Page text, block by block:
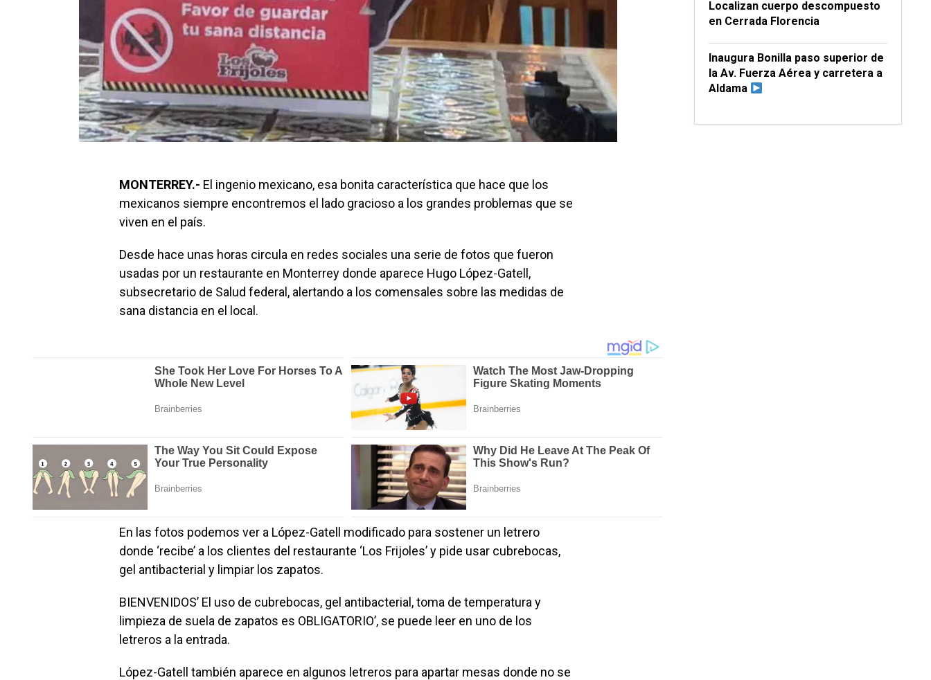
MONTERREY.- El ingenio mexicano, esa bonita característica que hace que los
mexicanos siempre encontremos el lado gracioso a los grandes problemas que se
viven en el país.
Desde hace unas horas circula en redes sociales una serie de fotos que fueron
usadas por un restaurante en Monterrey donde aparece Hugo López-Gatell,
subsecretario de Salud federal, alertando a los comensales sobre las medidas de
sana distancia en el local.
En las fotos podemos ver a López-Gatell modificado para sostener un letrero
donde ‘recibe’ a los clientes del restaurante ‘Los Frijoles’ y pide usar cubrebocas,
gel antibacterial y limpiar los zapatos.
BIENVENIDOS’ El uso de cubrebocas, gel antibacterial, toma de temperatura y
limpieza de suela de zapatos es OBLIGATORIO’, se puede leer en uno de los
letreros a la entrada.
López-Gatell también aparece en algunos letreros para apartar mesas donde no se
Localizan cuerpo descompuesto
en Cerrada Florencia
Inaugura Bonilla paso superior de
la Av. Fuerza Aérea y carretera a
Aldama